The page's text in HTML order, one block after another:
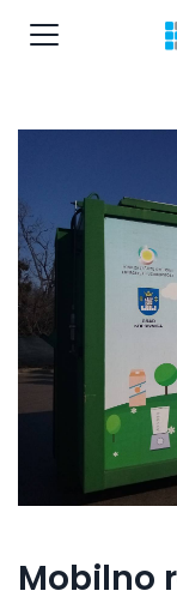
Mobilno